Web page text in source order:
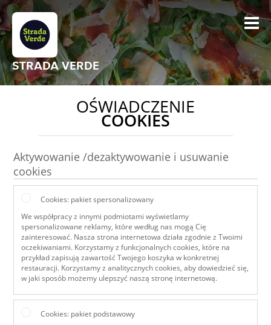
STRADA VERDE
OŚWIADCZENIE
COOKIES
Aktywowanie /dezaktywowanie i usuwanie
cookies
Cookies: pakiet spersonalizowany
We współpracy z innymi podmiotami wyświetlamy
spersonalizowane reklamy, które według nas mogą Cię
zainteresować. Nasza strona internetowa działa zgodnie z Twoimi
oczekiwaniami. Korzystamy z funkcjonalnych cookies, które na
przykład zapisują zawartość Twojego koszyka w konkretnej
restauracji. Korzystamy z analitycznych cookies, aby dowiedzieć się,
w jaki sposób możemy ulepszyć naszą stronę internetową.
Cookies: pakiet podstawowy